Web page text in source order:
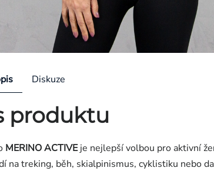
Diskuze
produktu
MERINO ACTIVEje nejlepší volbou pro aktivní
na treking, běh, skialpinismus, cyklistiku nebo